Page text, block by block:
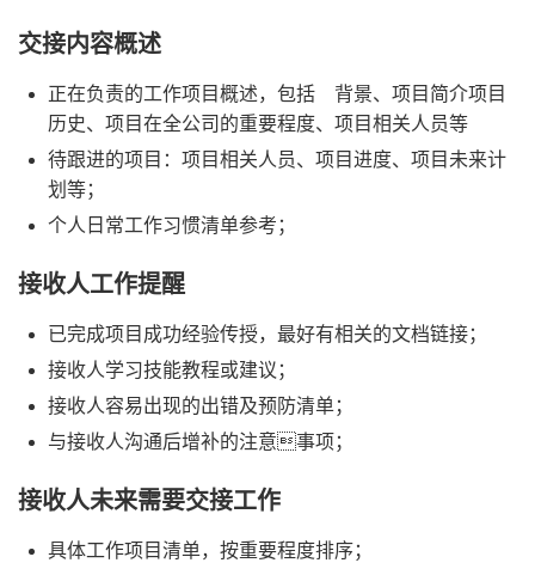
交接内容概述
正在负责的工作项目概述，包括 背景、项目简介项目
历史、项目在全公司的重要程度、项目相关人员等
待跟进的项目：项目相关人员、项目进度、项目未来计
划等；
个人日常工作习惯清单参考；
接收人工作提醒
已完成项目成功经验传授，最好有相关的文档链接；
接收人学习技能教程或建议；
接收人容易出现的出错及预防清单；
与接收人沟通后增补的注意事项；
接收人未来需要交接工作
具体工作项目清单，按重要程度排序；